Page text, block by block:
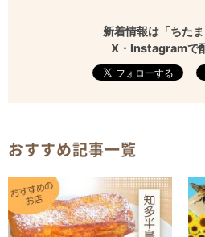
新着情報は「ちた
X・Instagramで
おすすめ記事一覧